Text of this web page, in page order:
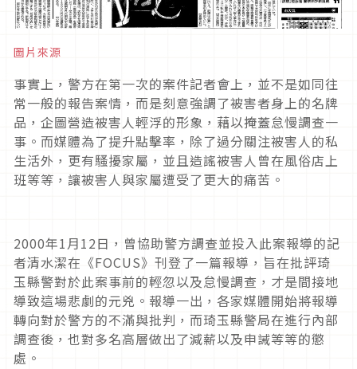
圖片來源
事實上，警方在第一次的案件記者會上，並不是如同往
常一般的報告案情，而是刻意強調了被害者身上的名牌
品，企圖營造被害人輕浮的形象，藉以掩蓋怠慢調查一
事。而媒體為了提升點擊率，除了過分關注被害人的私
生活外，更有騷擾家屬，並且造謠被害人曾在風俗店上
班等等，讓被害人與家屬遭受了更大的痛苦。
2000年1月12日，曾協助警方調查並投入此案報導的記
者清水潔在《FOCUS》刊登了一篇報導，旨在批評琦
玉縣警對於此案事前的輕忽以及怠慢調查，才是間接地
導致這場悲劇的元兇。報導一出，各家媒體開始將報導
轉向對於警方的不滿與批判，而琦玉縣警局在進行內部
調查後，也對多名高層做出了減薪以及申誡等等的懲
處。